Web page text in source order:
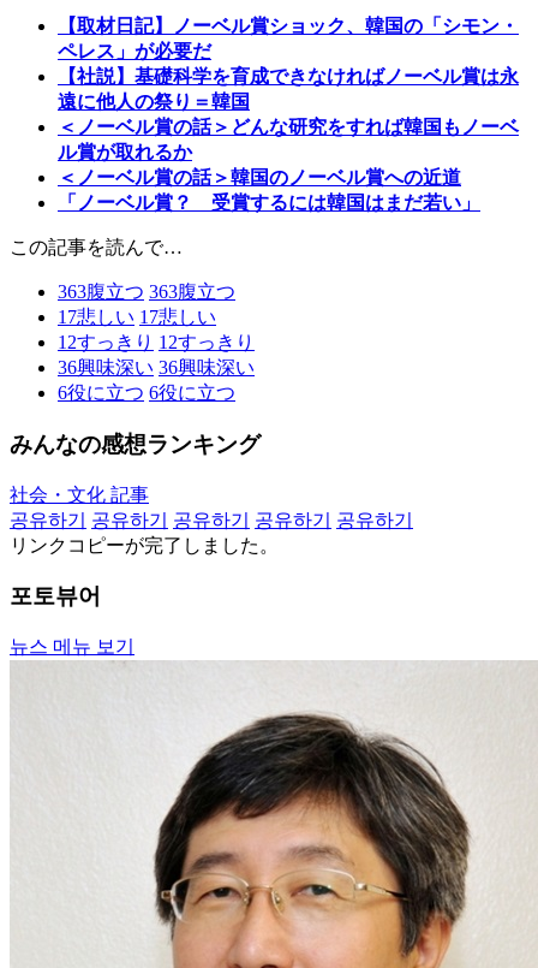
【取材日記】ノーベル賞ショック、韓国の「シモン・
ペレス」が必要だ
【社説】基礎科学を育成できなければノーベル賞は永
遠に他人の祭り＝韓国
＜ノーベル賞の話＞どんな研究をすれば韓国もノーベ
ル賞が取れるか
＜ノーベル賞の話＞韓国のノーベル賞への近道
「ノーベル賞？ 受賞するには韓国はまだ若い」
この記事を読んで…
363腹立つ 363腹立つ
17悲しい 17悲しい
12すっきり 12すっきり
36興味深い 36興味深い
6役に立つ 6役に立つ
みんなの感想ランキング
社会・文化 記事
공유하기
공유하기 공유하기 공유하기
공유하기
リンクコピーが完了しました。
포토뷰어
뉴스 메뉴 보기